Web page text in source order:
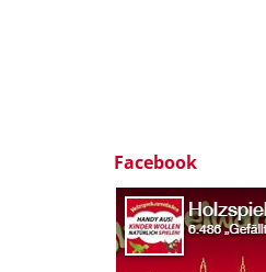
Facebook